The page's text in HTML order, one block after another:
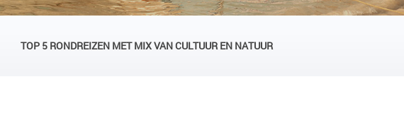
TOP 5 RONDREIZEN MET MIX VAN CULTUUR EN NATUUR